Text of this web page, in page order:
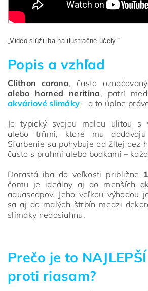
„Video slúži iba na ilustračné účely.“
Popis a vzhľad
Clithon corona, často
alebo horned neritina, patrí
akváriové slimáky – a to úplne
Je typický svojou malou ulitou s
alebo tŕňmi, ktoré mu dodávajú
Sfarbenie sa pohybuje od žltej cez
často s pruhmi alebo bodkami –
Dorastá iba do veľkosti približne
čomu je ideálny aj do menších
aquascapov. Jeho veľkou výhodou
sa aj do malých štrbín medzi
slimáky nedosiahnu.
Prečo je to
proti riasam?